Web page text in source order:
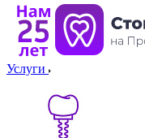
Услуги